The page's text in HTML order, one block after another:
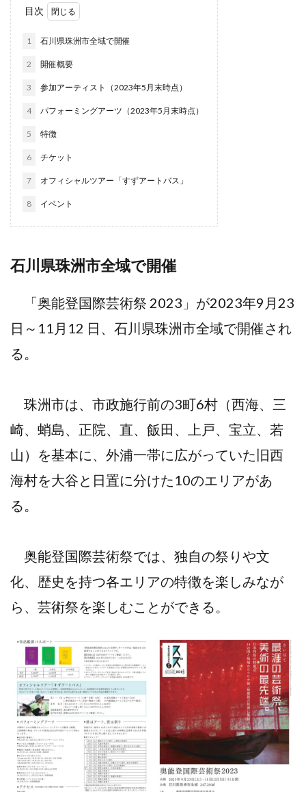
目次
1 石川県珠洲市全域で開催
2 開催概要
3 参加アーティスト（2023年5月末時点）
4 パフォーミングアーツ（2023年5月末時点）
5 特徴
6 チケット
7 オフィシャルツアー「すずアートバス」
8 イベント
石川県珠洲市全域で開催
「奥能登国際芸術祭 2023」が2023年9月23
日～11月12 日、石川県珠洲市全域で開催され
る。
珠洲市は、市政施行前の3町6村（西海、三
崎、蛸島、正院、直、飯田、上戸、宝立、若
山）を基本に、外浦一帯に広がっていた旧西
海村を大谷と日置に分けた10のエリアがあ
る。
奥能登国際芸術祭では、独自の祭りや文
化、歴史を持つ各エリアの特徴を楽しみなが
ら、芸術祭を楽しむことができる。